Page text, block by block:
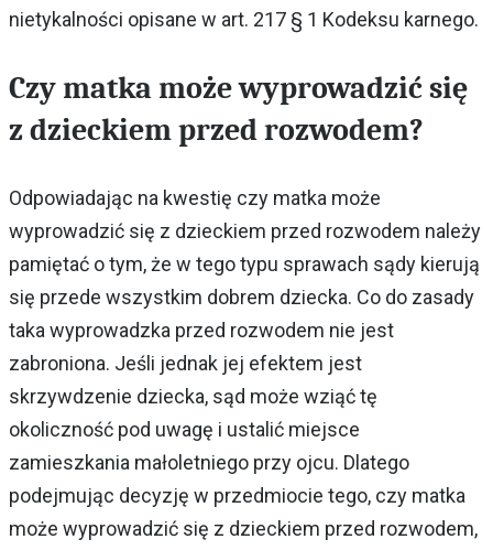
nietykalności opisane w art. 217 § 1 Kodeksu karnego.
Czy matka może wyprowadzić się
z dzieckiem przed rozwodem?
Odpowiadając na kwestię czy matka może
wyprowadzić się z dzieckiem przed rozwodem należy
pamiętać o tym, że w tego typu sprawach sądy kierują
się przede wszystkim dobrem dziecka. Co do zasady
taka wyprowadzka przed rozwodem nie jest
zabroniona. Jeśli jednak jej efektem jest
skrzywdzenie dziecka, sąd może wziąć tę
okoliczność pod uwagę i ustalić miejsce
zamieszkania małoletniego przy ojcu. Dlatego
podejmując decyzję w przedmiocie tego, czy matka
może wyprowadzić się z dzieckiem przed rozwodem,